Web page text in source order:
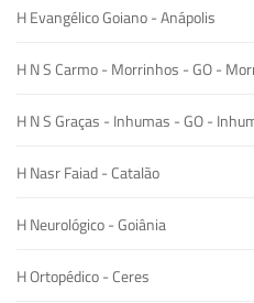
H Evangélico Goiano - Anápolis
H N S Carmo - Morrinhos - GO -
H N S Graças - Inhumas - GO -
H Nasr Faiad - Catalão
H Neurológico - Goiânia
H Ortopédico - Ceres